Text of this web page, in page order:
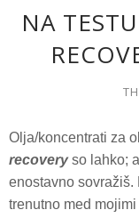
NA
Olja/koncentrati za
recoveryso lahko;
enostavno
trenutno med